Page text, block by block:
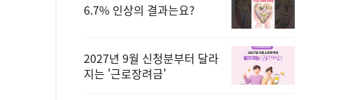
6.7% 인상의 결과는요?
2027년 9월 신청분부터 달라
지는 '근로장려금'